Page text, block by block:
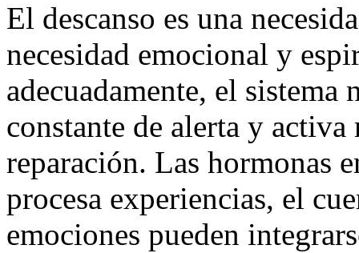
El descanso es una
necesidad emocional y
adecuadamente, el sistema
constante de alerta y
reparación. Las hormonas
procesa experiencias, el
emociones pueden